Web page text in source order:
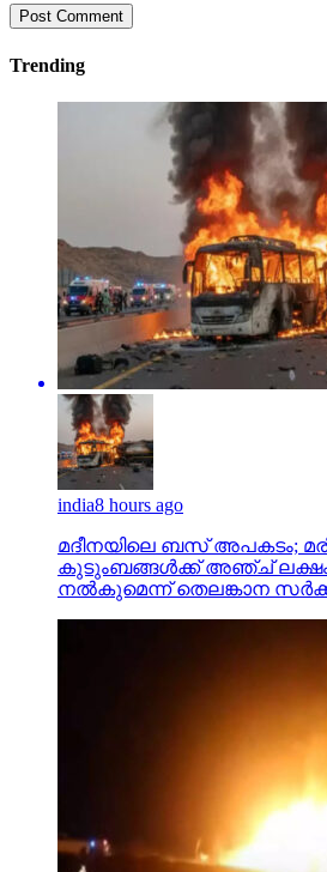
Trending
india8 hours ago
മദീനയിലെ ബസ് അപകടം;
കുടുംബങ്ങള്‍ക്ക് അഞ്ച്
നല്‍കുമെന്ന് തെലങ്കാന